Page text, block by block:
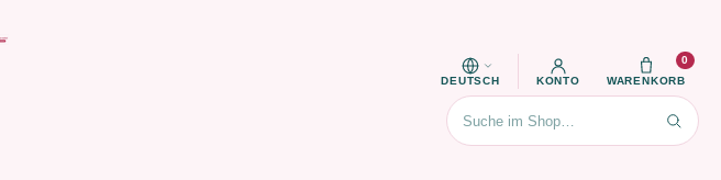
DEUTSCH KONTO WARENKORB
0
Suchen